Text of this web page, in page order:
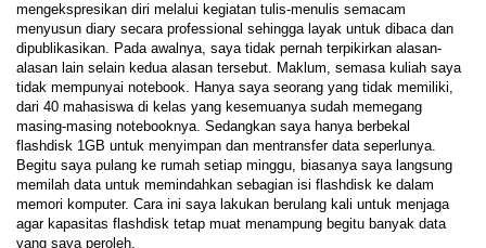
mengekspresikan diri melalui kegiatan tulis-menulis semacam
menyusun diary secara professional sehingga layak untuk dibaca dan
dipublikasikan. Pada awalnya, saya tidak pernah terpikirkan alasan-
alasan lain selain kedua alasan tersebut. Maklum, semasa kuliah saya
tidak mempunyai notebook. Hanya saya seorang yang tidak memiliki,
dari 40 mahasiswa di kelas yang kesemuanya sudah memegang
masing-masing notebooknya. Sedangkan saya hanya berbekal
flashdisk 1GB untuk menyimpan dan mentransfer data seperlunya.
Begitu saya pulang ke rumah setiap minggu, biasanya saya langsung
memilah data untuk memindahkan sebagian isi flashdisk ke dalam
memori komputer. Cara ini saya lakukan berulang kali untuk menjaga
agar kapasitas flashdisk tetap muat menampung begitu banyak data
yang saya peroleh.